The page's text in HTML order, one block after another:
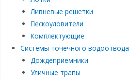
Ливневые решетки
Пескоуловители
Комплектующие
Системы точечного водоотвода
Дождеприемники
Уличные трапы